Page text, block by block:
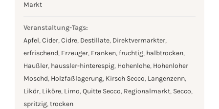
Markt
Veranstaltung-Tags:
Apfel,Cider,Cidre, Destillate, Direktvermarkter,
erfrischend, Erzeuger, Franken,fruchtig, halbtrocken,
Haußler, haussler-hinterespig, Hohenlohe, Hohenloher
Moschd, Holzfaßlagerung, Kirsch Secco, Langenzenn,
Likör, Liköre, Limo,Quitte Secco, Regionalmarkt, Secco,
spritzig,trocken